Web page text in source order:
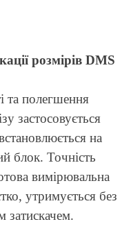
розмірів DMS
та полегшення
застосовується
на
блок. Точність
вимірювальна
утримується без
затискачем.